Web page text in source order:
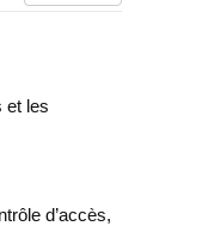
et les
d’accès,